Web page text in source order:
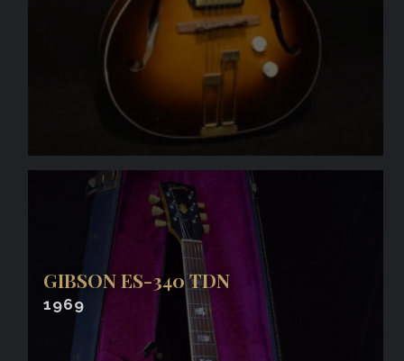
GIBSON ES-340 TDN
1969